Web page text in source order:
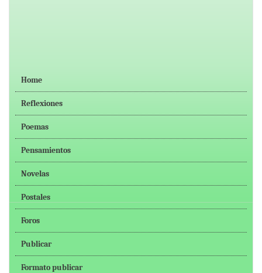
Home
Reflexiones
Poemas
Pensamientos
Novelas
Postales
Foros
Publicar
Formato publicar